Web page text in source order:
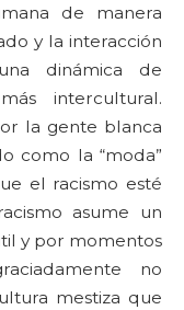
de manera
y la interacción
dinámica de
intercultural.
la gente blanca
como la “moda”
el racismo esté
asume un
y por momentos
no
mestiza que